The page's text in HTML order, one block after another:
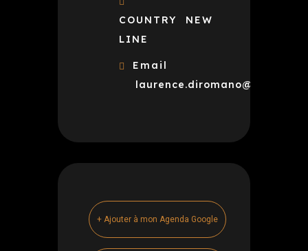
COUNTRY NEW
LINE
Email
laurence.diromano@orange.fr
+ Ajouter à mon Agenda Google